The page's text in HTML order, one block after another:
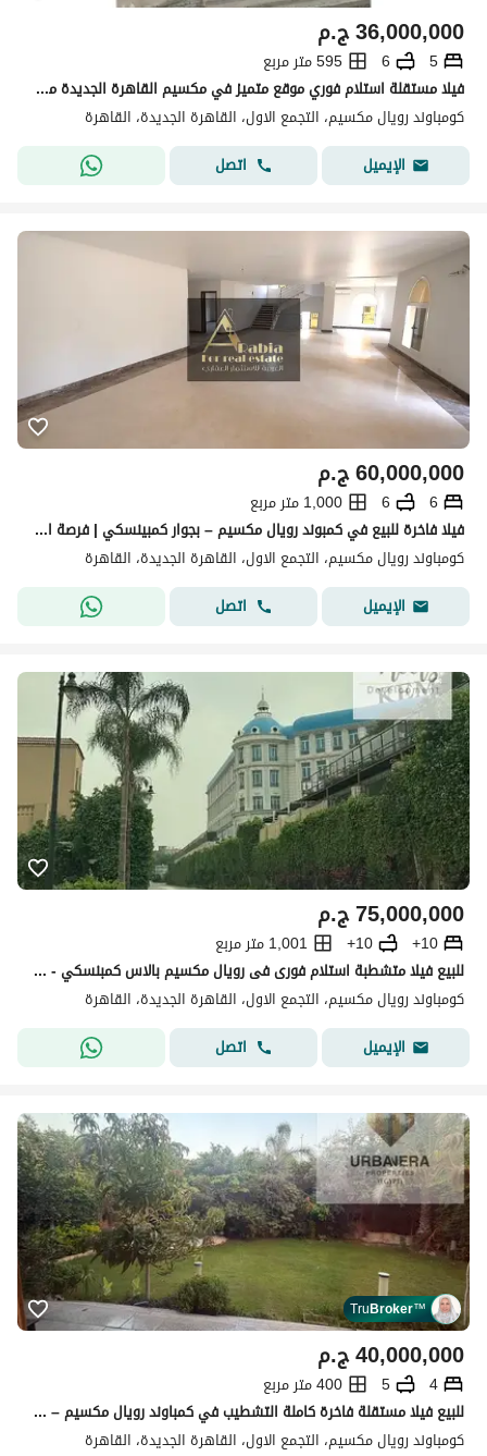
ج.م36,000,000
5
6
595 متر مربع
فيلا مستقلة استلام فوري موقع متميز في مكسيم القاهرة الجديدة مساحة المباني : 595 مساحة الارض : 617 5 غرف نوم 6 حمامات موقع متميز
كومباوند رويال مكسيم، التجمع الاول، القاهرة الجديدة، القاهرة
الإيميل
اتصل
ج.م60,000,000
6
6
1,000 متر مربع
فيلا فاخرة للبيع في كمبوند رويال مكسيم – بجوار كمبينسكي | فرصة استثنائية
كومباوند رويال مكسيم، التجمع الاول، القاهرة الجديدة، القاهرة
الإيميل
اتصل
ج.م75,000,000
10+
10+
1,001 متر مربع
للبيع فيلا متشطبة استلام فورى فى رويال مكسيم بالاس كمبنسكي - القاهرة الجديده For Sale Finished Villa,ready to move in Royal Maxim Kempenski-New Cairo
كومباوند رويال مكسيم، التجمع الاول، القاهرة الجديدة، القاهرة
الإيميل
اتصل
TruBroker™
ج.م40,000,000
4
5
400 متر مربع
للبيع فيلا مستقلة فاخرة كاملة التشطيب في كمباوند رويال مكسيم – التجمع الاول القاهرة الجديدة
كومباوند رويال مكسيم، التجمع الاول، القاهرة الجديدة، القاهرة